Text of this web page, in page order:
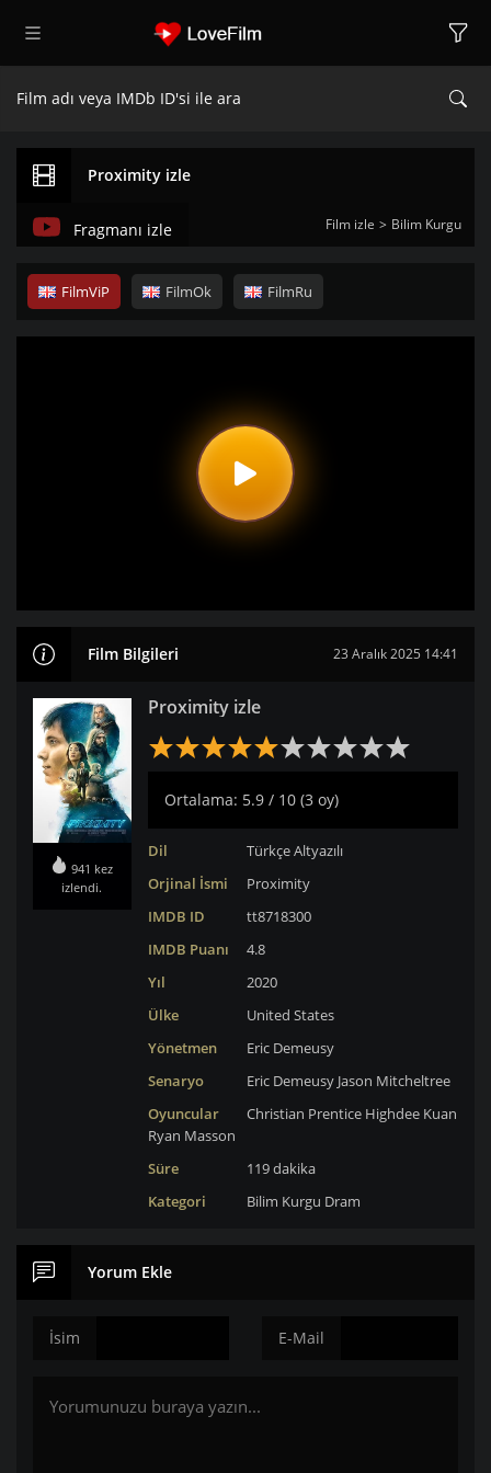
Proximity izle
Film izle Bilim Kurgu
Fragmanı izle
FilmViP FilmOk FilmRu
Film Bilgileri 23 Aralık 2025 14:41
941 kez
izlendi.
Proximity izle
Ortalama: 5.9 / 10 (3 oy)
Dil
Türkçe Altyazılı
Orjinal İsmi
Proximity
IMDB ID
tt8718300
IMDB Puanı
4.8
Yıl
2020
Ülke
United States
Yönetmen
Eric Demeusy
Senaryo
Eric Demeusy Jason Mitcheltree
Oyuncular
Christian Prentice Highdee Kuan
Ryan Masson
Süre
119 dakika
Kategori
Bilim Kurgu Dram
Yorum Ekle
İsim E-Mail